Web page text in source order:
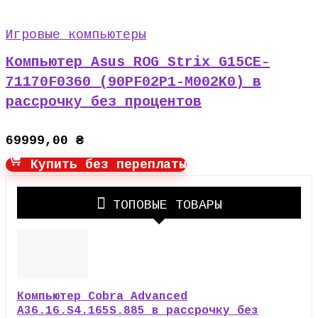
Игровые компьютеры
Компьютер Asus ROG Strix G15CE-
71170F0360 (90PF02P1-M002K0) в
рассрочку без процентов
69999,00 ₴
Купить без переплаты
ТОПОВЫЕ ТОВАРЫ
Компьютер Cobra Advanced
A36.16.S4.165S.885 в рассрочку без